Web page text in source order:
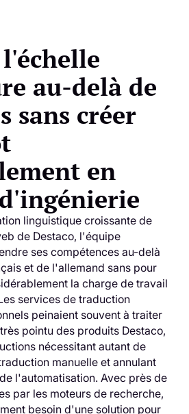
l'échelle
au-delà de
sans créer
en
linguistique croissante de
de Destaco, l'équipe
ses compétences au-delà
et de l'allemand sans pour
la charge de travail
services de traduction
peinaient souvent à traiter
pointu des produits Destaco,
nécessitant autant de
manuelle et annulant
l'automatisation. Avec près de
par les moteurs de recherche,
besoin d'une solution pour